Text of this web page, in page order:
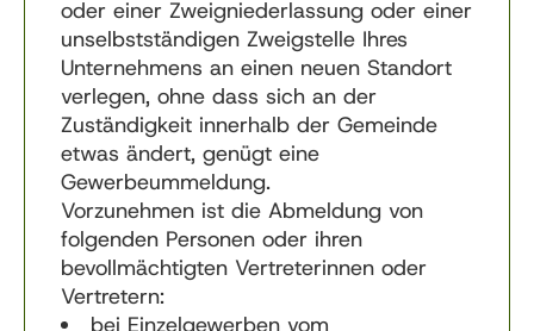
oder einer Zweigniederlassung oder einer
unselbstständigen Zweigstelle Ihres
Unternehmens an einen neuen Standort
verlegen, ohne dass sich an der
Zuständigkeit innerhalb der Gemeinde
etwas ändert, genügt eine
Gewerbeummeldung.
Vorzunehmen ist die Abmeldung von
folgenden Personen oder ihren
bevollmächtigten Vertreterinnen oder
Vertretern:
bei Einzelgewerben vom